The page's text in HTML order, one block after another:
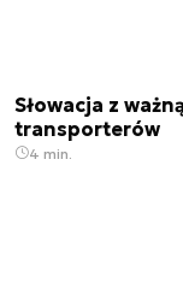
Słowacja z
transporterów
4 min.